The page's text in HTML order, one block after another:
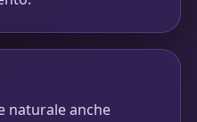
naturale anche